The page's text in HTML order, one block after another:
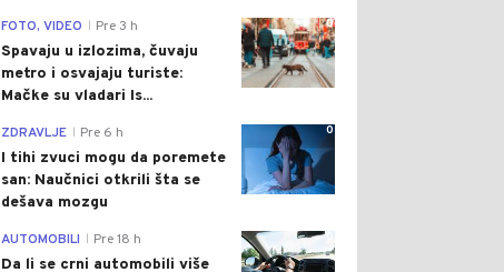
0
FOTO, VIDEO Pre 3 h
Spavaju u izlozima, čuvaju
metro i osvajaju turiste:
Mačke su vladari Is...
0
ZDRAVLJE Pre 6 h
I tihi zvuci mogu da poremete
san: Naučnici otkrili šta se
dešava mozgu
0
AUTOMOBILI Pre 18 h
Da li se crni automobili više